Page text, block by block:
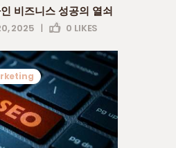
비즈니스 성공의 열쇠
2025 | 0 LIKES